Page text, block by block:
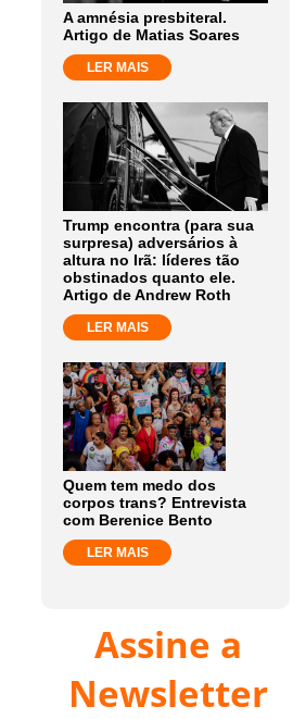
A amnésia presbiteral.
Artigo de Matias Soares
LER MAIS
Trump encontra (para sua
surpresa) adversários à
altura no Irã: líderes tão
obstinados quanto ele.
Artigo de Andrew Roth
LER MAIS
Quem tem medo dos
corpos trans? Entrevista
com Berenice Bento
LER MAIS
Assine a
Newsletter